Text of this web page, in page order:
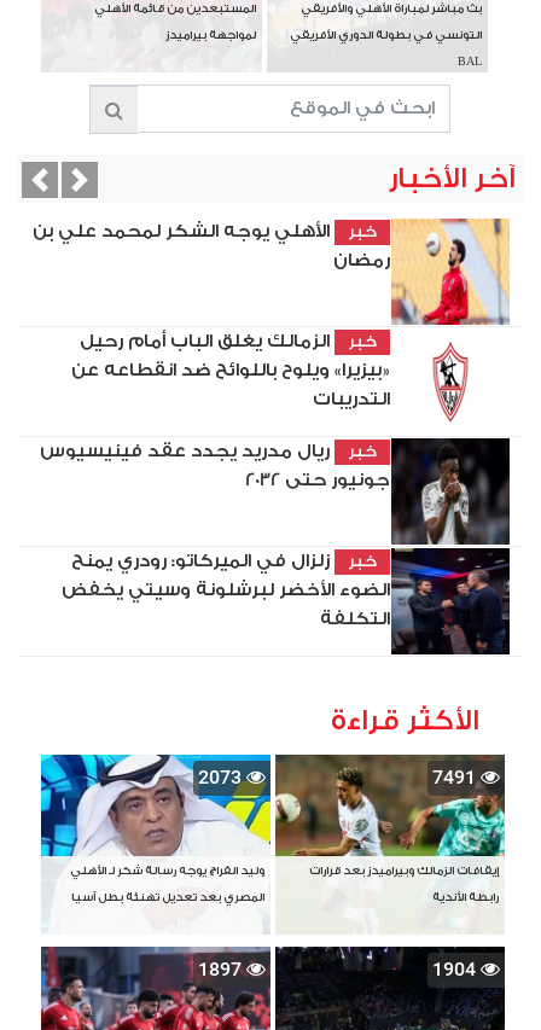
بث مباشر لمباراة الأهلي والأفريقي
التونسي في بطولة الدوري الأفريقي
BAL
المستبعدين من قائمة الأهلي
لمواجهة بيراميدز
آخر الأخبار
خبر
الأهلي يوجه الشكر لمحمد علي بن
رمضان
خبر
الزمالك يغلق الباب أمام رحيل
«بيزيرا» ويلوح باللوائح ضد انقطاعه عن
التدريبات
خبر
ريال مدريد يجدد عقد فينيسيوس
جونيور حتى 2032
خبر
زلزال في الميركاتو: رودري يمنح
الضوء الأخضر لبرشلونة وسيتي يخفض
التكلفة
Next
الأكثر قراءة
7491
إيقافات الزمالك وبيراميدز بعد قرارات
رابطة الأندية
2073
وليد الفراج يوجه رسالة شكر لـ الأهلي
المصري بعد تعديل تهنئة بطل آسيا
1904
1897